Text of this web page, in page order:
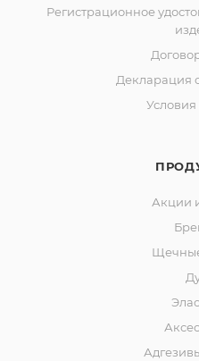
Регистрационное
Декларация
Акции